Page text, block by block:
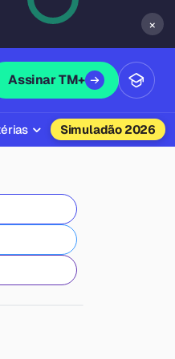
×
Assinar TM+
Simuladão 2026